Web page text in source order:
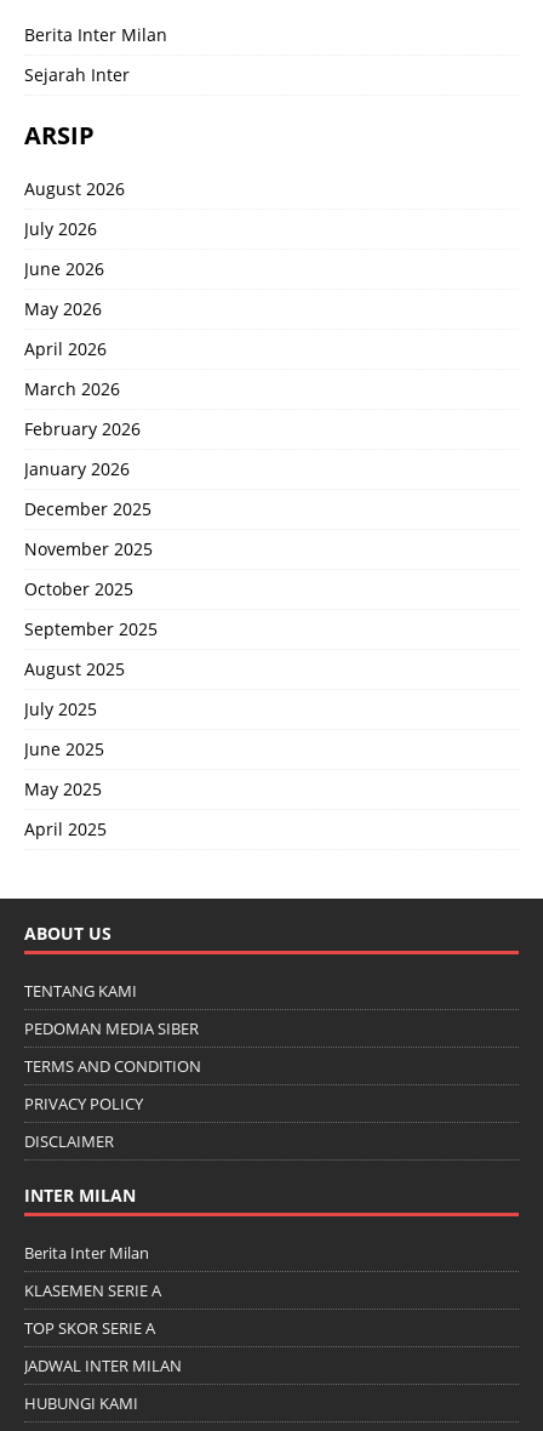
Berita Inter Milan
Sejarah Inter
ARSIP
August 2026
July 2026
June 2026
May 2026
April 2026
March 2026
February 2026
January 2026
December 2025
November 2025
October 2025
September 2025
August 2025
July 2025
June 2025
May 2025
April 2025
ABOUT US
TENTANG KAMI
PEDOMAN MEDIA SIBER
TERMS AND CONDITION
PRIVACY POLICY
DISCLAIMER
INTER MILAN
Berita Inter Milan
KLASEMEN SERIE A
TOP SKOR SERIE A
JADWAL INTER MILAN
HUBUNGI KAMI